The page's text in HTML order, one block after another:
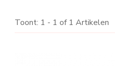
Toont: 1 - 1 of 1 Artikelen